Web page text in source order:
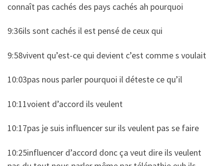
connaît pas cachés des pays cachés ah pourquoi
9:36ils sont cachés il est pensé de ceux qui
9:58vivent qu’est-ce qui devient c’est comme s voulait
10:03pas nous parler pourquoi il déteste ce qu’il
10:11voient d’accord ils veulent
10:17pas je suis influencer sur ils veulent pas se faire
10:25influencer d’accord donc ça veut dire ils veulent